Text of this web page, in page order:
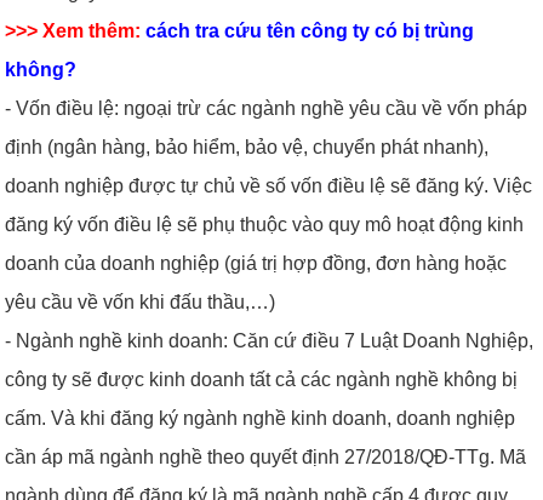
>>> Xem thêm: cách tra cứu tên công ty có bị trùng
không?
- Vốn điều lệ: ngoại trừ các ngành nghề yêu cầu về vốn pháp
định (ngân hàng, bảo hiểm, bảo vệ, chuyển phát nhanh),
doanh nghiệp được tự chủ về số vốn điều lệ sẽ đăng ký. Việc
đăng ký vốn điều lệ sẽ phụ thuộc vào quy mô hoạt động kinh
doanh của doanh nghiệp (giá trị hợp đồng, đơn hàng hoặc
yêu cầu về vốn khi đấu thầu,…)
- Ngành nghề kinh doanh: Căn cứ điều 7 Luật Doanh Nghiệp,
công ty sẽ được kinh doanh tất cả các ngành nghề không bị
cấm. Và khi đăng ký ngành nghề kinh doanh, doanh nghiệp
cần áp mã ngành nghề theo quyết định 27/2018/QĐ-TTg. Mã